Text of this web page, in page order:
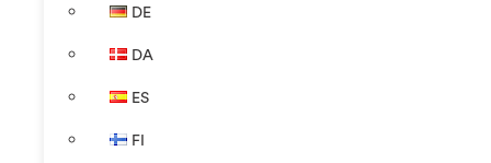
DE
DA
ES
FI